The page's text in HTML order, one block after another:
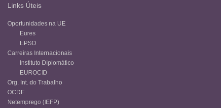
Links Úteis
Oportunidades na UE
Eures
EPSO
Carreiras Internacionais
Instituto Diplomático
EUROCID
Org. Int. do Trabalho
OCDE
Netemprego (IEFP)